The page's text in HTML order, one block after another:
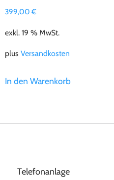
399,00€
exkl. 19 % MwSt.
plus Versandkosten
In den Warenkorb
Telefonanlage